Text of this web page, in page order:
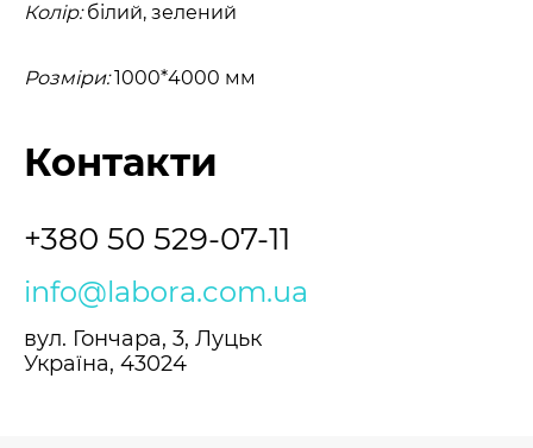
Колір:білий, зелений
Розміри:1000*4000 мм
Контакти
+380 50 529-07-11
info@labora.com.ua
вул. Гончара, 3, Луцьк
Україна, 43024